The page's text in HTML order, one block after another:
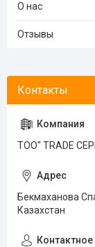
О нас
Отзывы
ТОО" TRADE
Бекмаханова
Казахстан